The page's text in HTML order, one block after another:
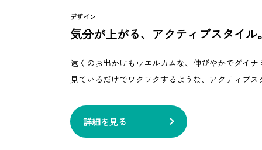
デザイン
気分が上がる、アクティブスタイル
遠くのお出かけもウエルカムな、伸びやかでダイ
見ているだけでワクワクするような、アクティブス
詳細を見る